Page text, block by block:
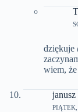
dziękuje
wiem,